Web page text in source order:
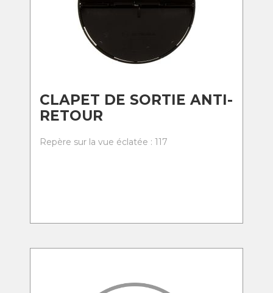
CLAPET DE SORTIE ANTI-
RETOUR
Repère sur la vue éclatée : 117